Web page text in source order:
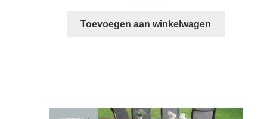
Toevoegen aan winkelwagen